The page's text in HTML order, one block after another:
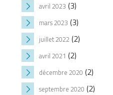
avril 2023 (3)
mars 2023 (3)
juillet 2022 (2)
avril 2021 (2)
décembre 2020 (2)
septembre 2020 (2)